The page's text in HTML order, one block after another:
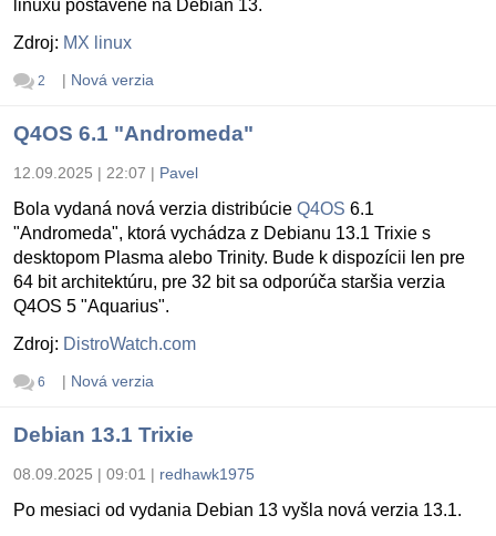
linuxu postavené na Debian 13.
Zdroj: MX linux
2 | Nová verzia
Q4OS 6.1 "Andromeda"
12.09.2025 | 22:07 | Pavel
Bola vydaná nová verzia distribúcie Q4OS 6.1
"Andromeda", ktorá vychádza z Debianu 13.1 Trixie s
desktopom Plasma alebo Trinity. Bude k dispozícii len pre
64 bit architektúru, pre 32 bit sa odporúča staršia verzia
Q4OS 5 "Aquarius".
Zdroj: DistroWatch.com
6 | Nová verzia
Debian 13.1 Trixie
08.09.2025 | 09:01 | redhawk1975
Po mesiaci od vydania Debian 13 vyšla nová verzia 13.1.